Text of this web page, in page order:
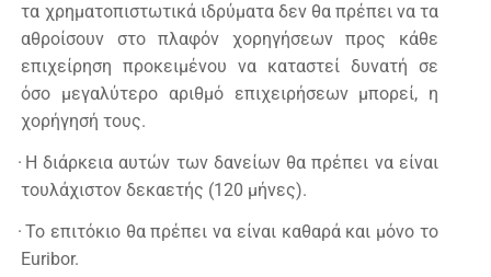
τα χρηματοπιστωτικά ιδρύματα δεν θα πρέπει να τα
αθροίσουν στο πλαφόν χορηγήσεων προς κάθε
επιχείρηση προκειμένου να καταστεί δυνατή σε
όσο μεγαλύτερο αριθμό επιχειρήσεων μπορεί, η
χορήγησή τους.
· Η διάρκεια αυτών των δανείων θα πρέπει να είναι
τουλάχιστον δεκαετής (120 μήνες).
· Το επιτόκιο θα πρέπει να είναι καθαρά και μόνο το
Euribor.